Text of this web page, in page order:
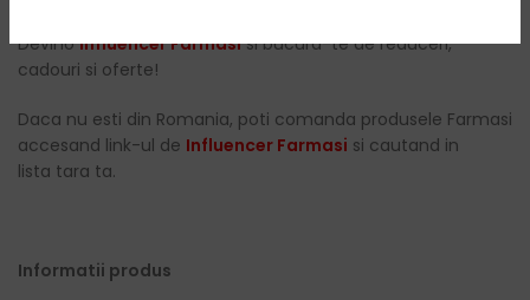
DevinoInfluencer Farmasi si bucura-te de reduceri,
cadouri si oferte!
Daca nu esti din Romania, poti comanda produsele Farmasi
accesand link-ul de Influencer Farmasi si cautand in
lista tara ta.
Informatii produs